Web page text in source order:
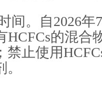
间。自2026年
HCFCs的混合
止使用